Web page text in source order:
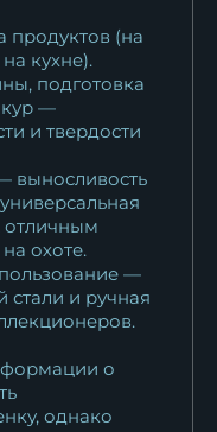
продуктов (на
кухне).
подготовка
—
и твердости
выносливость
охоте.
—
стали и ручная
о
однако